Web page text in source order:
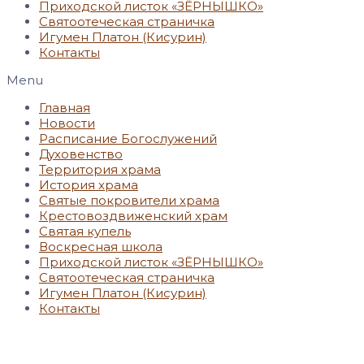
Приходской листок «ЗЁРНЫШКО»
Святоотеческая страничка
Игумен Платон (Кисурин)
Контакты
Menu
Главная
Новости
Расписание Богослужений
Духовенство
Территория храма
История храма
Святые покровители храма
Крестовоздвиженский храм
Святая купель
Воскресная школа
Приходской листок «ЗЁРНЫШКО»
Святоотеческая страничка
Игумен Платон (Кисурин)
Контакты